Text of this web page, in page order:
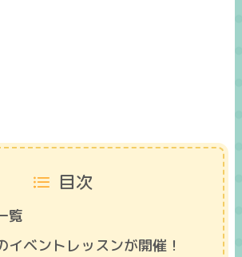
目次
覧
イベントレッスンが開催！